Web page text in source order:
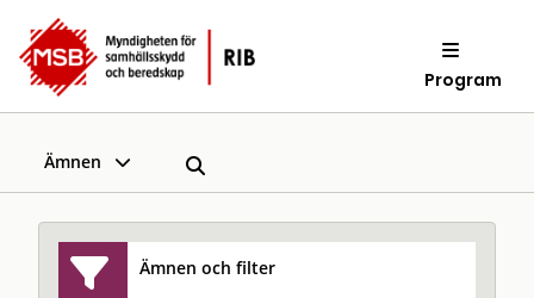
Program
Ämnen
Ämnen och filter